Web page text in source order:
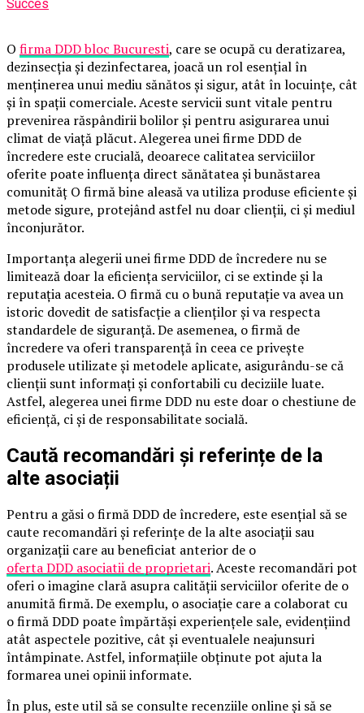
Succes
O firma DDD bloc Bucuresti, care se ocupă cu deratizarea,
dezinsecția și dezinfectarea, joacă un rol esențial în
menținerea unui mediu sănătos și sigur, atât în locuințe, cât
și în spații comerciale. Aceste servicii sunt vitale pentru
prevenirea răspândirii bolilor și pentru asigurarea unui
climat de viață plăcut. Alegerea unei firme DDD de
încredere este crucială, deoarece calitatea serviciilor
oferite poate influența direct sănătatea și bunăstarea
comunităț O firmă bine aleasă va utiliza produse eficiente și
metode sigure, protejând astfel nu doar clienții, ci și mediul
înconjurător.
Importanța alegerii unei firme DDD de încredere nu se
limitează doar la eficiența serviciilor, ci se extinde și la
reputația acesteia. O firmă cu o bună reputație va avea un
istoric dovedit de satisfacție a clienților și va respecta
standardele de siguranță. De asemenea, o firmă de
încredere va oferi transparență în ceea ce privește
produsele utilizate și metodele aplicate, asigurându-se că
clienții sunt informați și confortabili cu deciziile luate.
Astfel, alegerea unei firme DDD nu este doar o chestiune de
eficiență, ci și de responsabilitate socială.
Caută recomandări și referințe de la
alte asociații
Pentru a găsi o firmă DDD de încredere, este esențial să se
caute recomandări și referințe de la alte asociații sau
organizații care au beneficiat anterior de o
oferta DDD asociatii de proprietari. Aceste recomandări pot
oferi o imagine clară asupra calității serviciilor oferite de o
anumită firmă. De exemplu, o asociație care a colaborat cu
o firmă DDD poate împărtăși experiențele sale, evidențiind
atât aspectele pozitive, cât și eventualele neajunsuri
întâmpinate. Astfel, informațiile obținute pot ajuta la
formarea unei opinii informate.
În plus, este util să se consulte recenziile online și să se